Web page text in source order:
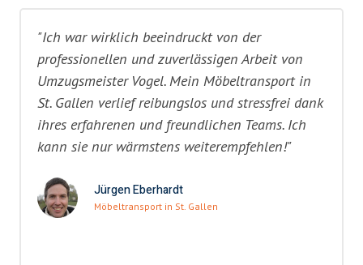
"Ich war wirklich beeindruckt von der
professionellen und zuverlässigen Arbeit von
Umzugsmeister Vogel. Mein Möbeltransport in
St. Gallen verlief reibungslos und stressfrei dank
ihres erfahrenen und freundlichen Teams. Ich
kann sie nur wärmstens weiterempfehlen!"
Jürgen Eberhardt
Möbeltransport in St. Gallen